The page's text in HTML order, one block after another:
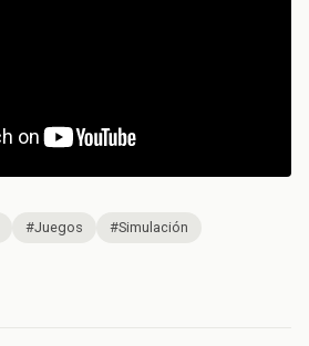
#Juegos
#Simulación